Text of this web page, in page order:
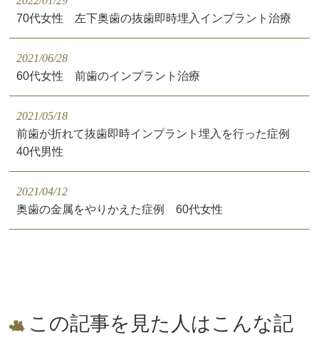
70代女性 左下奥歯の抜歯即時埋入インプラント治療
2021/06/28
60代女性 前歯のインプラント治療
2021/05/18
前歯が折れて抜歯即時インプラント埋入を行った症例
40代男性
2021/04/12
奥歯の金属をやりかえた症例 60代女性
この記事を見た人はこんな記